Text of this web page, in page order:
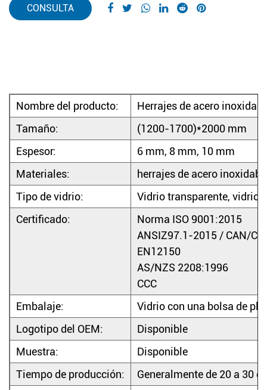
CONSULTA
Nombre del producto:
Herrajes de acero
Tamaño:
(1200-1700)*2000 mm
Espesor:
6 mm, 8 mm, 10 mm
Materiales:
herrajes de acero
Tipo de vidrio:
Vidrio transparente, vidrio
Certificado:
Norma ISO 9001:2015
ANSIZ97.1-2015 / CAN/
EN12150
AS/NZS 2208:1996
CCC
Embalaje:
Vidrio con una bolsa de
Logotipo del OEM:
Disponible
Muestra:
Disponible
Tiempo de producción:
Generalmente de 20 a 30